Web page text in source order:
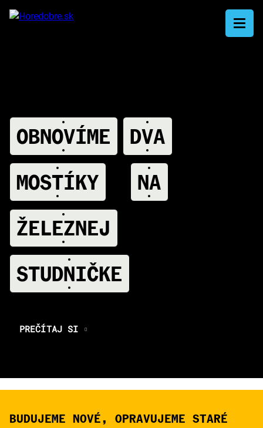
OBNOVÍME
DVA
MOSTÍKY
NA
ŽELEZNEJ
STUDNIČKE
PREČÍTAJ SI
BUDUJEME NOVÉ, OPRAVUJEME STARÉ